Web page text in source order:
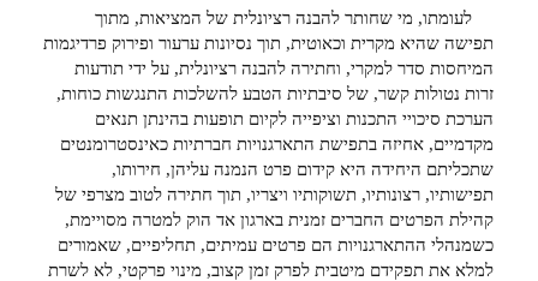
לעומתו, מי שחותר להבנה רציונלית של המציאות, מתוך
תפישה שהיא מקרית וכאוטית, תוך נסיונות ערעור ופירוק פרדיגמות
המיחסות סדר למקרי, וחתירה להבנה רציונלית, על ידי תודעות
זרות נטולות קשר, של סיבתיות הטבע להשלכות התנגשות כוחות,
הערכת סיכויי התכנות וציפייה לקיום תופעות בהינתן תנאים
מקדמיים, אחיזה בתפישת התארגנויות חברתיות כאינסטרומנטים
שתכליתם היחידה היא קידום פרט הנמנה עליהן, חירותו,
תפישותיו, רצונותיו, תשוקותיו ויצריו, תוך חתירה לטוב מצרפי של
קהילת הפרטים החברים זמנית בארגון אד הוק למטרה מסויימת,
כשמנהלי ההתארגנויות הם פרטים עמיתים, תחליפיים, שאמורים
למלא את תפקידם מיטבית לפרק זמן קצוב, מינוי פרקטי, לא לשרת